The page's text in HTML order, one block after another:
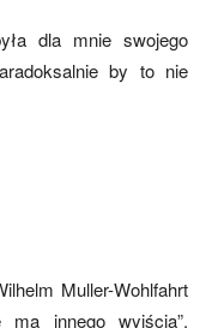
dla mnie swojego
by to nie
Muller-Wohlfahrt
ma innego wyjścia”.